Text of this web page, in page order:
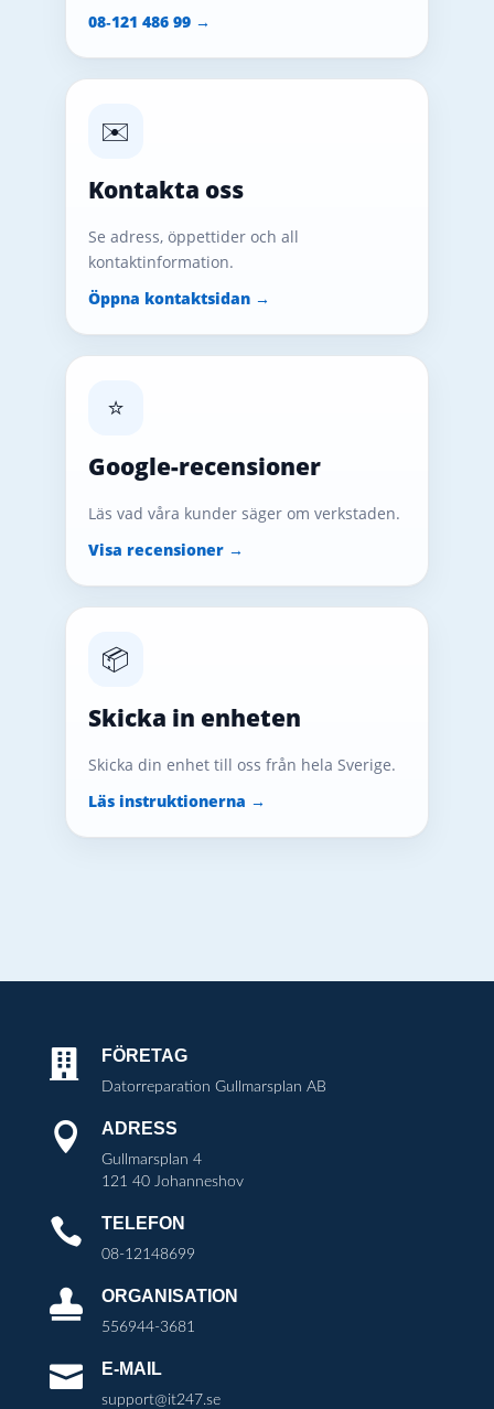
08‑121 486 99 →
✉️
Kontakta oss
Se adress, öppettider och all
kontaktinformation.
Öppna kontaktsidan →
⭐
Google-recensioner
Läs vad våra kunder säger om verkstaden.
Visa recensioner →
📦
Skicka in enheten
Skicka din enhet till oss från hela Sverige.
Läs instruktionerna →
 FÖRETAG
Datorreparation Gullmarsplan AB
 ADRESS
Gullmarsplan 4
121 40 Johanneshov
 TELEFON
08-12148699
 ORGANISATION
556944-3681
 E-MAIL
support@it247.se